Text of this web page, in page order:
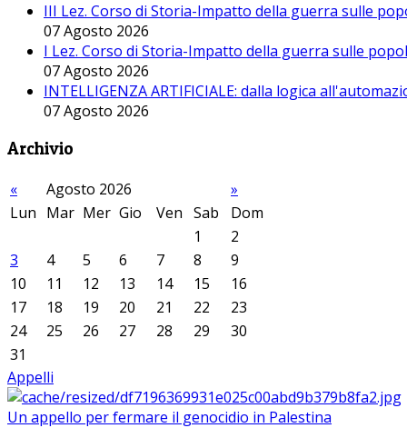
III Lez. Corso di Storia-Impatto della guerra sulle
07 Agosto 2026
I Lez. Corso di Storia-Impatto della guerra sulle
07 Agosto 2026
INTELLIGENZA ARTIFICIALE: dalla logica
07 Agosto 2026
Archivio
« Agosto 2026
»
Lun Mar Mer Gio Ven Sab
Dom
1
2
3
4 5 6 7 8
9
10
11 12 13 14 15
16
17
18 19 20 21 22
23
24
25 26 27 28 29
30
31
Appelli
Un appello per fermare il genocidio in Palestina